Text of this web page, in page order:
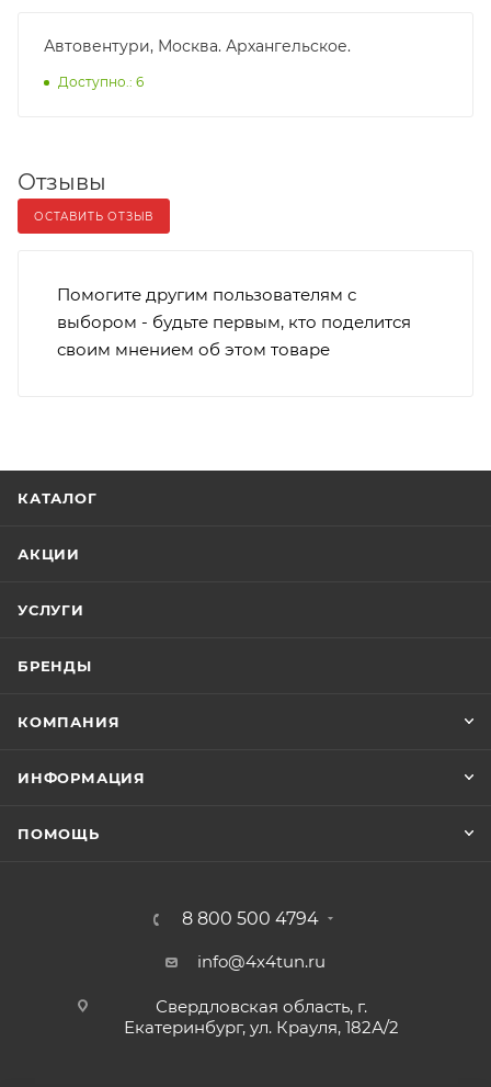
Автовентури, Москва. Архангельское.
Доступно.: 6
Отзывы
ОСТАВИТЬ ОТЗЫВ
Помогите другим пользователям с
выбором - будьте первым, кто поделится
своим мнением об этом товаре
КАТАЛОГ
АКЦИИ
УСЛУГИ
БРЕНДЫ
КОМПАНИЯ
ИНФОРМАЦИЯ
ПОМОЩЬ
8 800 500 4794
info@4x4tun.ru
Свердловская область, г.
Екатеринбург, ул. Крауля, 182А/2